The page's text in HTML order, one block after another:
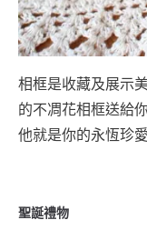
相框是收藏及展示
的不凋花相框送給
他就是你的永恆珍
聖誕禮物